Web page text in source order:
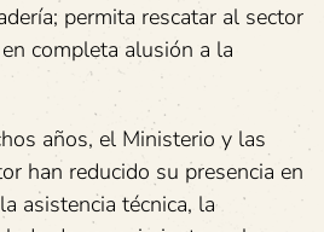
permita rescatar al sector
completa alusión a la
años, el Ministerio y las
han reducido su presencia en
asistencia técnica, la